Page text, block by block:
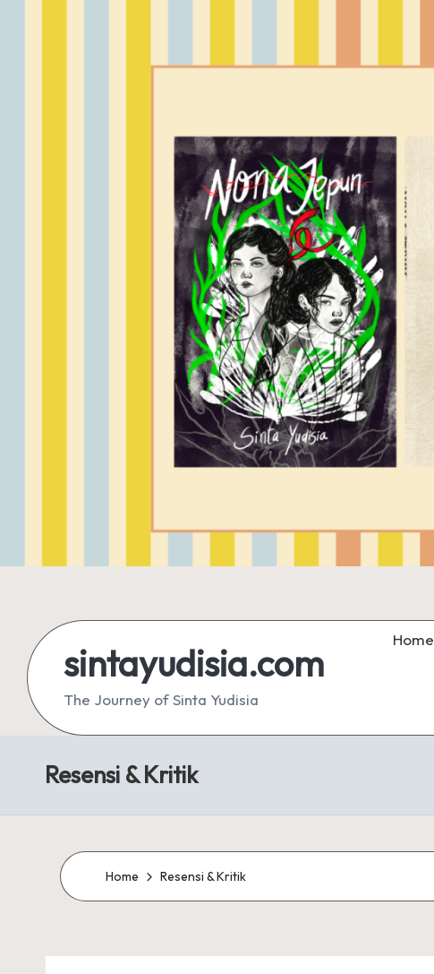
sintayudisia.com
The Journey of Sinta Yudisia
Home
Resensi & Kritik
Home Resensi & Kritik